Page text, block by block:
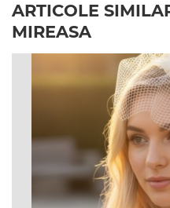
ARTICOLE
MIREASA